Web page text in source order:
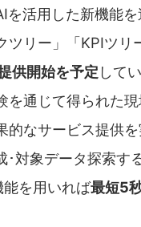
活用した新機能を
リー」「KPIツリ
供開始を予定 して
通じて得られた
なサービス提供
対象データ探索す
を用いれば最短5